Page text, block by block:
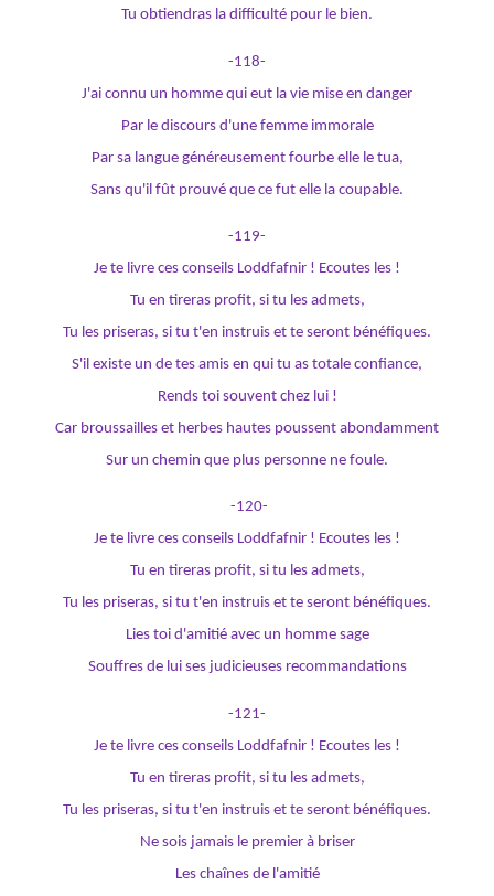
Tu obtiendras la difficulté pour le bien.
-118-
J'ai connu un homme qui eut la vie mise en danger
Par le discours d'une femme immorale
Par sa langue généreusement fourbe elle le tua,
Sans qu'il fût prouvé que ce fut elle la coupable.
-119-
Je te livre ces conseils Loddfafnir ! Ecoutes les !
Tu en tireras profit, si tu les admets,
Tu les priseras, si tu t'en instruis et te seront bénéfiques.
S'il existe un de tes amis en qui tu as totale confiance,
Rends toi souvent chez lui !
Car broussailles et herbes hautes poussent abondamment
Sur un chemin que plus personne ne foule.
-120-
Je te livre ces conseils Loddfafnir ! Ecoutes les !
Tu en tireras profit, si tu les admets,
Tu les priseras, si tu t'en instruis et te seront bénéfiques.
Lies toi d'amitié avec un homme sage
Souffres de lui ses judicieuses recommandations
-121-
Je te livre ces conseils Loddfafnir ! Ecoutes les !
Tu en tireras profit, si tu les admets,
Tu les priseras, si tu t'en instruis et te seront bénéfiques.
Ne sois jamais le premier à briser
Les chaînes de l'amitié